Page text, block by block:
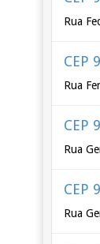
Rua
CEP
Rua
CEP
Rua
CEP
Rua